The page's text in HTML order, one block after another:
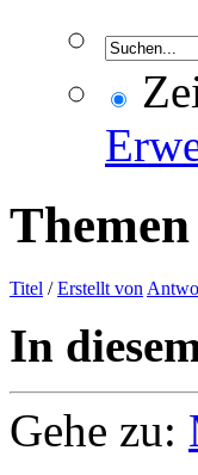
Titel /Erstellt von
In
Gehe zu: